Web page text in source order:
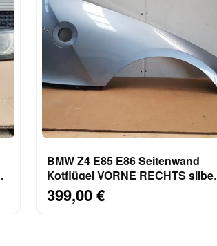
BMW Z4 E85 E86 Seitenwand
Kotflügel VORNE RECHTS silber
grau metallic ABHOLUNG
399,00 €